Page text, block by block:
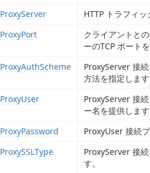
ProxyServer
HTTP トラフィ
ProxyPort
クライアントと
ーのTCP ポート
ProxyAuthScheme
ProxyServer 接
方法を指定します
ProxyUser
ProxyServer 接
ー名を提供します
ProxyPassword
ProxyUser 接続
ProxySSLType
ProxyServer 接
す。